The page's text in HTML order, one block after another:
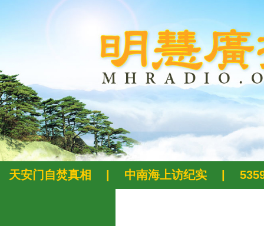
天安门自焚真相 中南海上访纪实